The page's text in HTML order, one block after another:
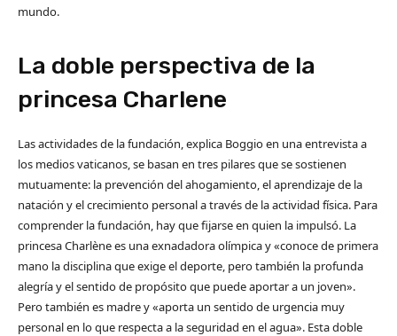
mundo.
La doble perspectiva de la
princesa Charlene
Las actividades de la fundación, explica Boggio en una entrevista a
los medios vaticanos, se basan en tres pilares que se sostienen
mutuamente: la prevención del ahogamiento, el aprendizaje de la
natación y el crecimiento personal a través de la actividad física. Para
comprender la fundación, hay que fijarse en quien la impulsó. La
princesa Charlène es una exnadadora olímpica y «conoce de primera
mano la disciplina que exige el deporte, pero también la profunda
alegría y el sentido de propósito que puede aportar a un joven».
Pero también es madre y «aporta un sentido de urgencia muy
personal en lo que respecta a la seguridad en el agua». Esta doble